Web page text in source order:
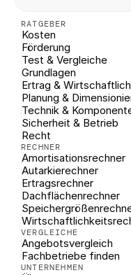
RATGEBER
Kosten
Förderung
Test & Vergleiche
Grundlagen
Ertrag &
Planung &
Technik &
Sicherheit & Betrieb
Recht
RECHNER
Amortisationsrechner
Autarkierechner
Ertragsrechner
Dachflächenrechner
VERGLEICHE
Angebotsvergleich
Fachbetriebe finden
UNTERNEHMEN